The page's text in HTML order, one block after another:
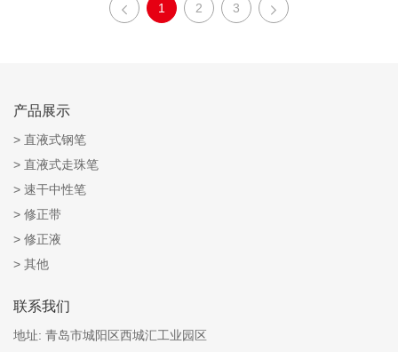
1 2 3
产品展示
直液式钢笔
直液式走珠笔
速干中性笔
修正带
修正液
其他
联系我们
地址: 青岛市城阳区西城汇工业园区